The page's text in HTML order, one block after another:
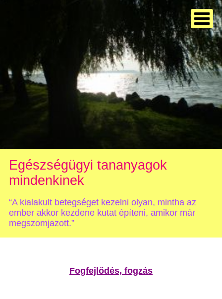
Egészségügyi tananyagok
mindenkinek
“A kialakult betegséget kezelni olyan, mintha az
ember akkor kezdene kutat építeni, amikor már
megszomjazott.”
Fogfejlődés, fogzás